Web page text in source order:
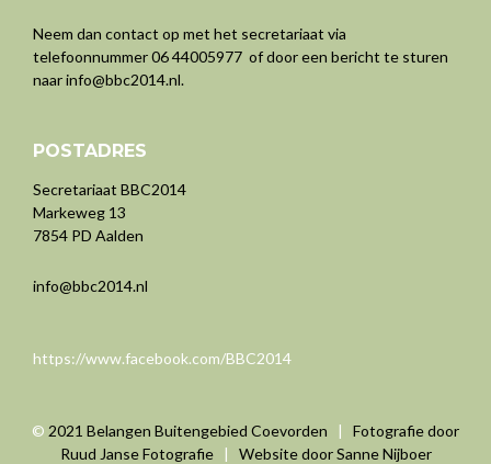
Neem dan contact op met het secretariaat via
telefoonnummer 06 44005977 of door een bericht te sturen
naarinfo@bbc2014.nl.
POSTADRES
Secretariaat BBC2014
Markeweg 13
7854 PD Aalden
info@bbc2014.nl
https://www.facebook.com/BBC2014
© 2021 Belangen Buitengebied Coevorden
Fotografie door
Ruud Janse Fotografie| Website door Sanne Nijboer